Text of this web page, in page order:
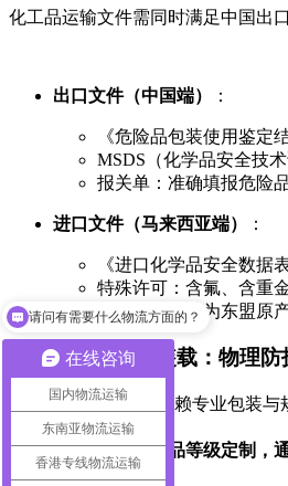
化工品运输文件需同时满足中国出
出口文件（中国端） ：
《危险品包装使用鉴定
MSDS（化学品安全技
报关单：准确填报危险
进口文件（马来西亚端） ：
《进口化学品安全数据
特殊许可：含氟、含重
原产地证：若为东盟原
二、专业包装与装载：物理
化工品的 “安全达” 依赖专业包装
1. 包装适配：按危险品等级定制，
在线咨询
国内物流运输
东南亚物流运输
香港专线物流运输
请问有需要什么物流方面的？
你们是怎么收费的呢